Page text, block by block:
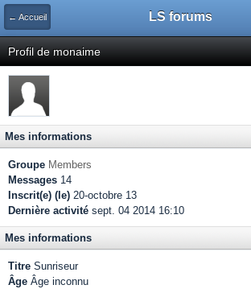
← Accueil LS forums
Profil de monaime
Mes informations
Groupe Members
Messages 14
Inscrit(e) (le) 20-octobre 13
Dernière activité sept. 04 2014 16:10
Mes informations
Titre Sunriseur
Âge Âge inconnu